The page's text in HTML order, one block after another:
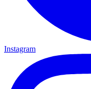
Instagram